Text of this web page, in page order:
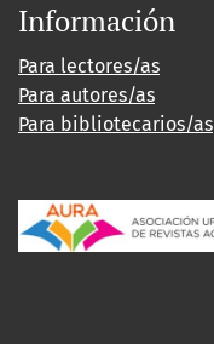
Información
Para lectores/as
Para autores/as
Para bibliotecarios/as